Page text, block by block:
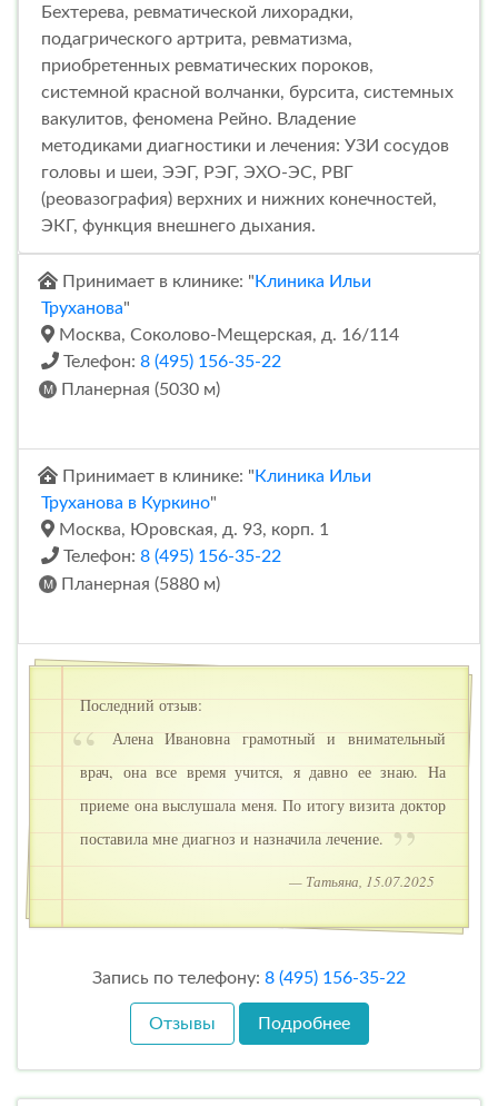
Бехтерева, ревматической лихорадки,
подагрического артрита, ревматизма,
приобретенных ревматических пороков,
системной красной волчанки, бурсита, системных
вакулитов, феномена Рейно. Владение
методиками диагностики и лечения: УЗИ сосудов
головы и шеи, ЭЭГ, РЭГ, ЭХО-ЭС, РВГ
(реовазография) верхних и нижних конечностей,
ЭКГ, функция внешнего дыхания.
Принимает в клинике: " Клиника Ильи
Труханова"
Москва, Соколово-Мещерская, д. 16/114
Телефон: 8 (495) 156-35-22
Планерная (5030 м)
Принимает в клинике: " Клиника Ильи
Труханова в Куркино"
Москва, Юровская, д. 93, корп. 1
Телефон: 8 (495) 156-35-22
Планерная (5880 м)
Последний отзыв:
Алена Ивановна грамотный и внимательный
врач, она все время учится, я давно ее знаю. На
приеме она выслушала меня. По итогу визита доктор
поставила мне диагноз и назначила лечение.
— Татьяна, 15.07.2025
Запись по телефону: 8 (495) 156-35-22
Отзывы Подробнее